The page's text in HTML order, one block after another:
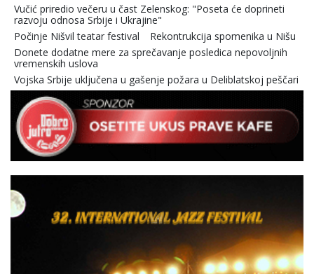
Vučić priredio večeru u čast Zelenskog: "Poseta će doprineti
razvoju odnosa Srbije i Ukrajine"
Počinje Nišvil teatar festival
Rekontrukcija spomenika u Nišu
Donete dodatne mere za sprečavanje posledica nepovoljnih
vremenskih uslova
Vojska Srbije uključena u gašenje požara u Deliblatskoj peščari